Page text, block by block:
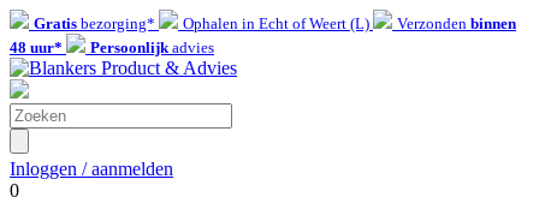
Gratis bezorging* Ophalen in Echt of Weert (L) Verzonden binnen
48 uur*
Persoonlijkadvies
Inloggen / aanmelden
0